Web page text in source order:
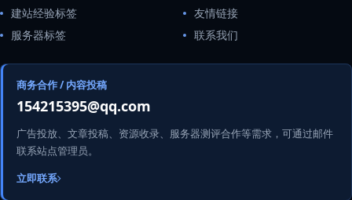
建站经验标签
服务器标签
友情链接
联系我们
商务合作 / 内容投稿
154215395@qq.com
广告投放、文章投稿、资源收录、服务器测评合作等需求，可通过邮件
联系站点管理员。
立即联系